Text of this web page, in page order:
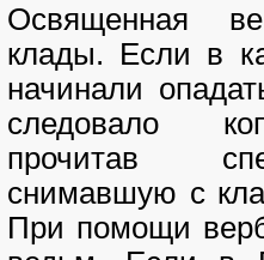
Освященная
клады. Если в
начинали
следовало
прочитав
снимавшую с
При помощи